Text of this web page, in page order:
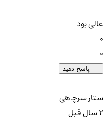
عالی بود
پاسخ دهید
ستار سرچاهی